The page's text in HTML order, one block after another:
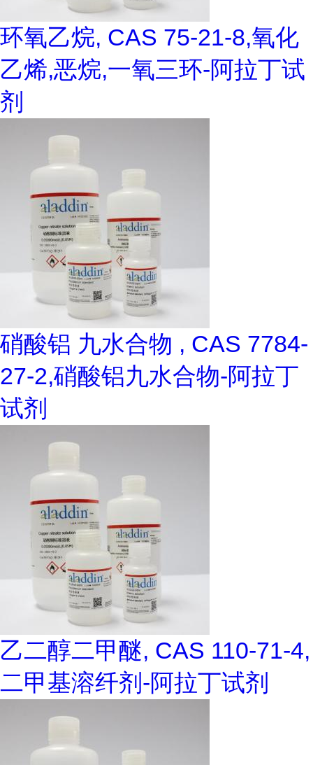
环氧乙烷, CAS 75-21-8,氧化
乙烯,恶烷,一氧三环-阿拉丁试
剂
硝酸铝 九水合物 , CAS 7784-
27-2,硝酸铝九水合物-阿拉丁
试剂
乙二醇二甲醚, CAS 110-71-4,
二甲基溶纤剂-阿拉丁试剂